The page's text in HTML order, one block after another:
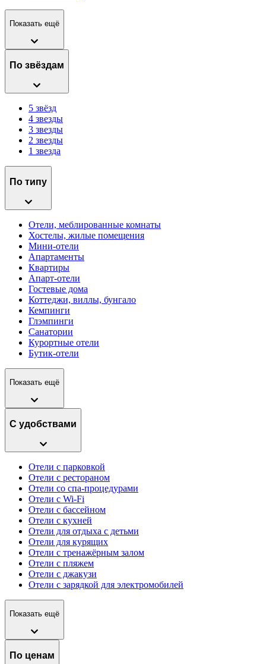
Показать ещё
По звёздам
5 звёзд
4 звезды
3 звезды
2 звезды
1 звезда
По типу
Отели, меблированные комнаты
Хостелы, жилые помещения
Мини-отели
Апартаменты
Квартиры
Апарт-отели
Гостевые дома
Коттеджи, виллы, бунгало
Кемпинги
Глэмпинги
Санатории
Курортные отели
Бутик-отели
Показать ещё
С удобствами
Отели с парковкой
Отели с рестораном
Отели со спа-процедурами
Отели с Wi-Fi
Отели с бассейном
Отели с кухней
Отели для отдыха с детьми
Отели для курящих
Отели с тренажёрным залом
Отели с пляжем
Отели с джакузи
Отели с зарядкой для электромобилей
Показать ещё
По ценам